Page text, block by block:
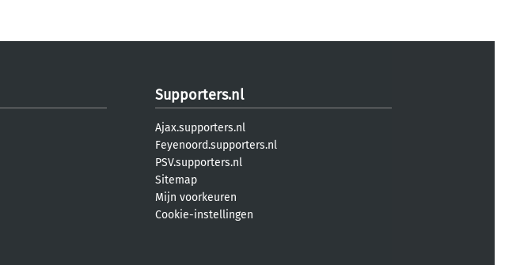
Supporters.nl
Ajax.supporters.nl
Feyenoord.supporters.nl
PSV.supporters.nl
Sitemap
Mijn voorkeuren
Cookie-instellingen